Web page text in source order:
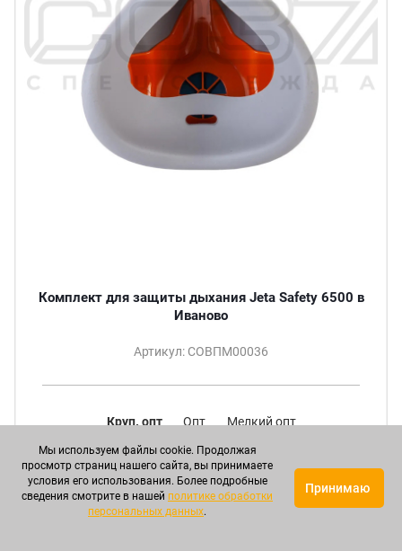
Комплект для защиты дыхания Jeta Safety 6500 в
Иваново
Артикул: СОВПМ00036
Круп. опт
3 045 р.
Опт
3 441 р.
Мелкий опт
ПОДРОБНЕЕ
Мы используем файлы cookie. Продолжая
просмотр страниц нашего сайта, вы принимаете
условия его использования. Более подробные
сведения смотрите в нашей политике обработки
персональных данных.
Принимаю